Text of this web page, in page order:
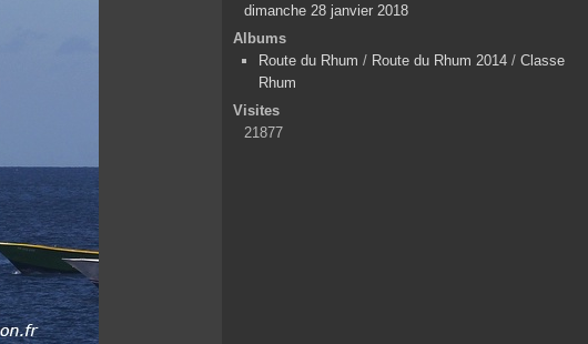
dimanche 28 janvier 2018
Albums
Route du Rhum / Route du Rhum 2014 / Classe
Rhum
Visites
21877